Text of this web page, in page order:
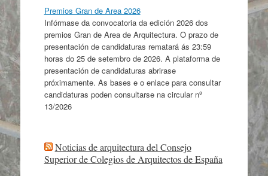
Premios Gran de Area 2026
Infórmase da convocatoria da edición 2026 dos
premios Gran de Area de Arquitectura. O prazo de
presentación de candidaturas rematará ás 23:59
horas do 25 de setembro de 2026. A plataforma de
presentación de candidaturas abrirase
próximamente. As bases e o enlace para consultar
candidaturas poden consultarse na circular nº
13/2026
Noticias de arquitectura del Consejo
Superior de Colegios de Arquitectos de España